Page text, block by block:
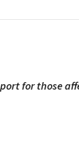
for those